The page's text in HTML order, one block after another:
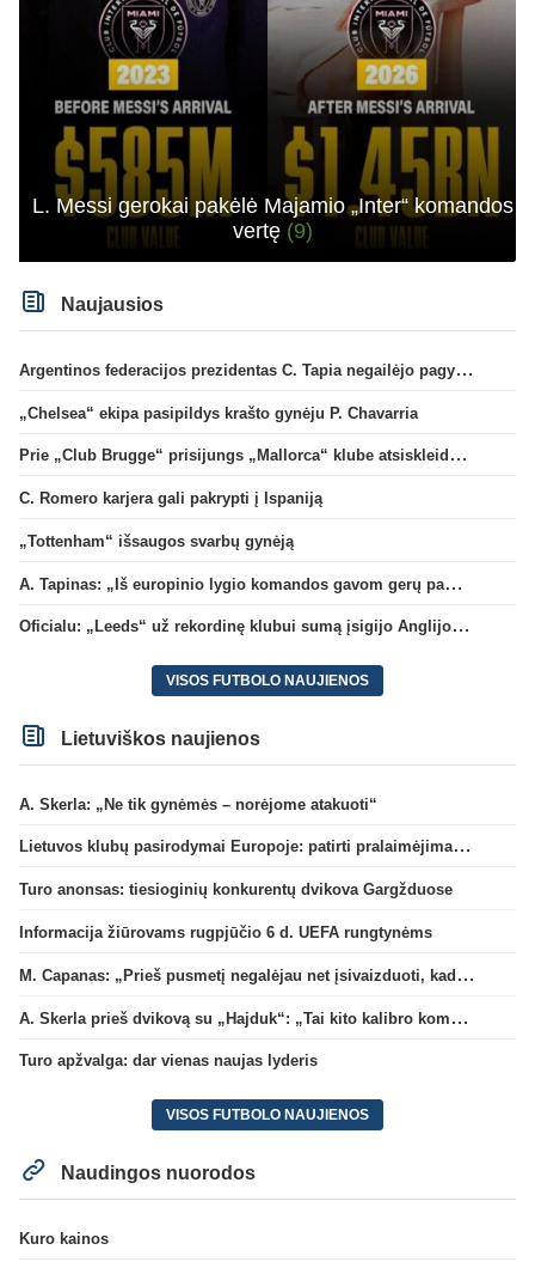
L. Messi gerokai pakėlė Majamio „Inter“ komandos
vertę (9)
Naujausios
Argentinos federacijos prezidentas C. Tapia negailėjo pagyrų G. Infantino
„Chelsea“ ekipa pasipildys krašto gynėju P. Chavarria
Prie „Club Brugge“ prisijungs „Mallorca“ klube atsiskleidęs J. Virgili
C. Romero karjera gali pakrypti į Ispaniją
„Tottenham“ išsaugos svarbų gynėją
A. Tapinas: „Iš europinio lygio komandos gavom gerų pamokų“
Oficialu: „Leeds“ už rekordinę klubui sumą įsigijo Anglijos rinktinės vartininką
VISOS FUTBOLO NAUJIENOS
Lietuviškos naujienos
A. Skerla: „Ne tik gynėmės – norėjome atakuoti“
Lietuvos klubų pasirodymai Europoje: patirti pralaimėjimai Kroatijos atstovams
Turo anonsas: tiesioginių konkurentų dvikova Gargžduose
Informacija žiūrovams rugpjūčio 6 d. UEFA rungtynėms
M. Capanas: „Prieš pusmetį negalėjau net įsivaizduoti, kad žaisime prieš „Hajduk“
A. Skerla prieš dvikovą su „Hajduk“: „Tai kito kalibro komanda“
Turo apžvalga: dar vienas naujas lyderis
VISOS FUTBOLO NAUJIENOS
Naudingos nuorodos
Kuro kainos